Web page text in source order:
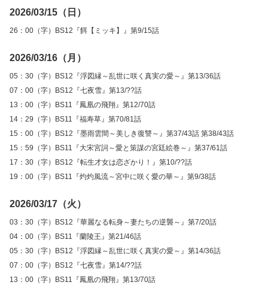
2026/03/15（日）
26：00（字）BS12『餌【ミッキ】』第9/15話
2026/03/16（月）
05：30（字）BS12『浮図縁～乱世に咲く真実の愛～』第13/36話
07：00（字）BS12『七夜雪』第13/??話
13：00（字）BS11『鳳凰の飛翔』第12/70話
14：29（字）BS11『福寿草』第70/81話
15：00（字）BS12『墨雨雲間～美しき復讐～』第37/43話 第38/43話
15：59（字）BS11『大宋宮詞～愛と策謀の宮廷絵巻～』第37/61話
17：30（字）BS12『転生才女は恋ざかり！』第10/??話
19：00（字）BS11『灼灼風流～宮中に咲く愛の華～』第9/38話
2026/03/17（火）
03：30（字）BS12『華麗なる転身～妻たちの逆襲～』第7/20話
04：00（字）BS11『蘭陵王』第21/46話
05：30（字）BS12『浮図縁～乱世に咲く真実の愛～』第14/36話
07：00（字）BS12『七夜雪』第14/??話
13：00（字）BS11『鳳凰の飛翔』第13/70話